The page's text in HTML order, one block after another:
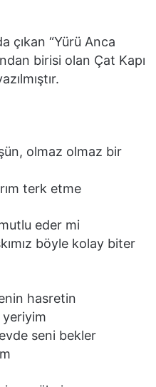
çıkan “Yürü Anca
birisi olan Çat Kapı
olmaz olmaz bir
terk etme
eder mi
böyle kolay biter
hasretin
yeriyim
seni bekler